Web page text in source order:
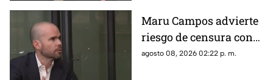
Maru Campos advierte
riesgo de censura con
nuevos lineamientos
agosto 08, 2026 02:22 p. m.